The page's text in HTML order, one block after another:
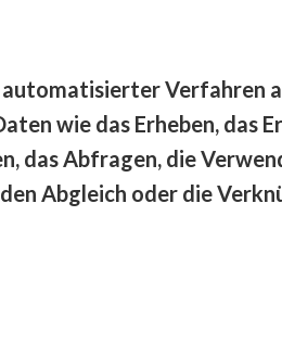
Verfahren
wie das Erheben, das
das Abfragen, die
Abgleich oder die